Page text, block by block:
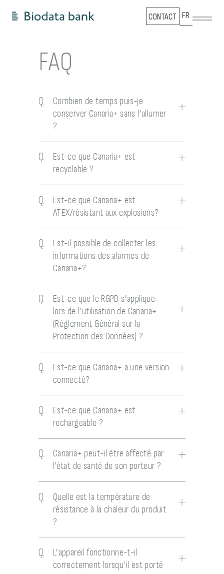
CONTACT FR
FAQ
Q.
Combien de temps puis-je
conserver Canaria+ sans l’allumer
?
Q.
Est-ce que Canaria+ est
recyclable ?
Q.
Est-ce que Canaria+ est
ATEX/résistant aux explosions?
Q.
Est-il possible de collecter les
informations des alarmes de
Canaria+?
Q.
Est-ce que le RGPD s’applique
lors de l’utilisation de Canaria+
(Règlement Général sur la
Protection des Données) ?
Q.
Est-ce que Canaria+ a une version
connecté?
Q.
Est-ce que Canaria+ est
rechargeable ?
Q.
Canaria+ peut-il être affecté par
l’état de santé de son porteur ?
Q.
Quelle est la température de
résistance à la chaleur du produit
?
Q.
L’appareil fonctionne-t-il
correctement lorsqu’il est porté